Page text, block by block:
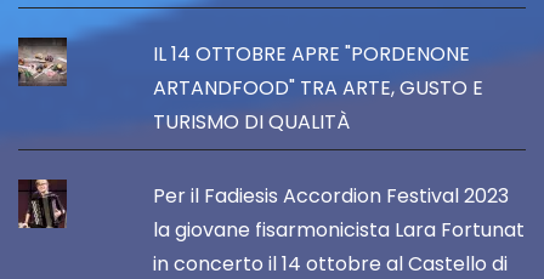
IL 14 OTTOBRE APRE "PORDENONE
ARTANDFOOD" TRA ARTE, GUSTO E
TURISMO DI QUALITÀ
Per il Fadiesis Accordion Festival 2023
la giovane fisarmonicista Lara Fortunat
in concerto il 14 ottobre al Castello di